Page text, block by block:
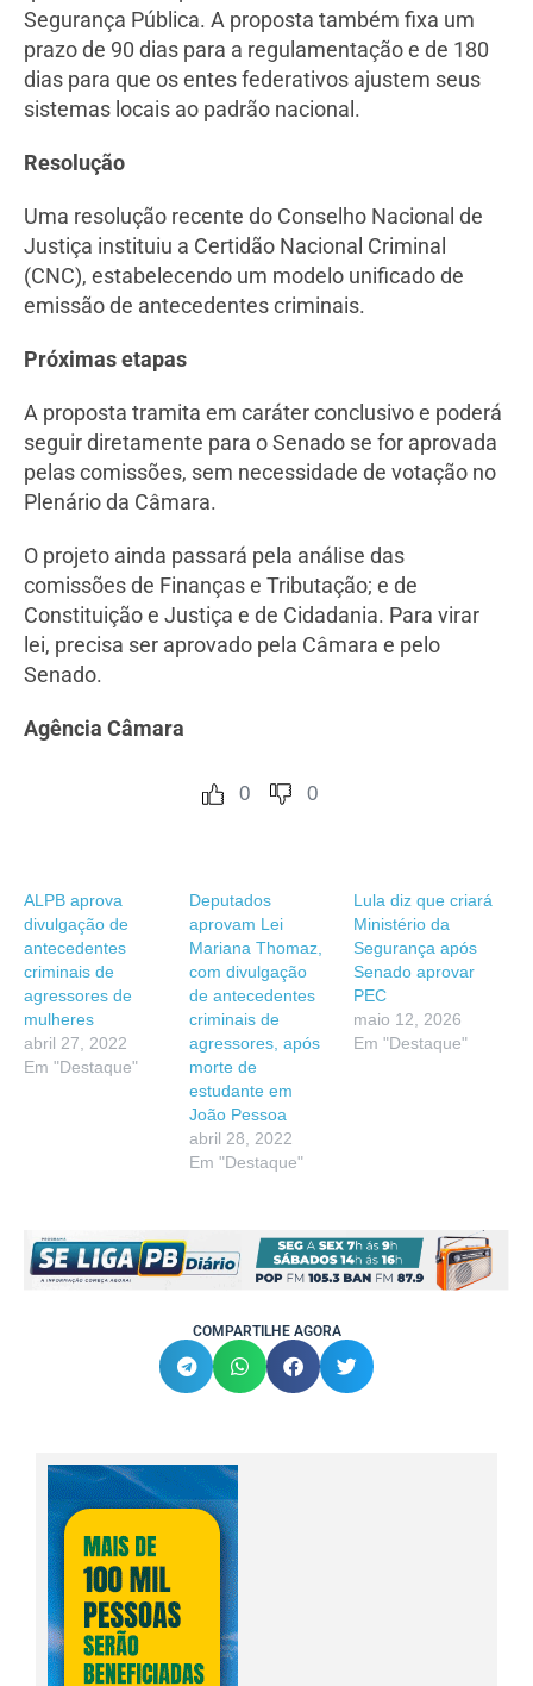
Segurança Pública. A proposta também fixa um
prazo de 90 dias para a regulamentação e de 180
dias para que os entes federativos ajustem seus
sistemas locais ao padrão nacional.
Resolução
Uma resolução recente do Conselho Nacional de
Justiça instituiu a Certidão Nacional Criminal
(CNC), estabelecendo um modelo unificado de
emissão de antecedentes criminais.
Próximas etapas
A proposta tramita em caráter conclusivo e poderá
seguir diretamente para o Senado se for aprovada
pelas comissões, sem necessidade de votação no
Plenário da Câmara.
O projeto ainda passará pela análise das
comissões de Finanças e Tributação; e de
Constituição e Justiça e de Cidadania. Para virar
lei, precisa ser aprovado pela Câmara e pelo
Senado.
Agência Câmara
0 0
ALPB aprova
divulgação de
antecedentes
criminais de
agressores de
mulheres
abril 27, 2022
Em "Destaque"
Deputados
aprovam Lei
Mariana Thomaz,
com divulgação
de antecedentes
criminais de
agressores, após
morte de
estudante em
João Pessoa
abril 28, 2022
Em "Destaque"
Lula diz que criará
Ministério da
Segurança após
Senado aprovar
PEC
maio 12, 2026
Em "Destaque"
COMPARTILHE AGORA